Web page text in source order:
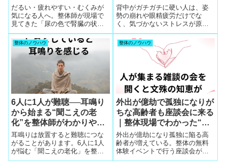
だるい・疲れやすい・むくみが
気になる人へ。整体師が現場で
見てきた「尿の色で腎臓の状態
を知る1秒健康法」を、誰でもで
きる形でわかりやすく解説しま
す。
抜く整体の技術
背中がガチガチに硬い人は、姿
勢の崩れや眼精疲労だけでな
く、気づかないストレスが原因
で自律神経が乱れている可能性
があります。整体の無料体験会
で見えてきた「背中の硬さと体
調不良の関係」、そして自律神
経整体が必要とされる理由を解
説します。
整体のノウハウ
6人に1人が難聴──耳鳴り
から始まる“聞こえの老
化”を整体師がわかりやす
く解説
耳鳴りは放置すると難聴につな
がることがあります。6人に1人
が悩む「聞こえの老化」を整体
師がわかりやすく解説し、改善
整体のノウハウ
外出が億劫で孤独になりが
ちな高齢者も座談会に来る
｜整体現場でわかった“無
縁社会”を救う交流の力
外出が億劫になり孤独に陥る高
齢者が増えている。整体の無料
体験イベントで行う座談会が、
無縁社会を和らげ、外出習慣・